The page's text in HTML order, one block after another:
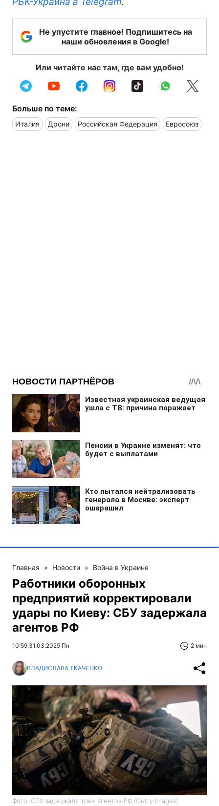
Не упустите главное! Подпишитесь на
наши обновления в Google!
Или читайте нас там, где вам удобно!
Больше по теме:
Италия Дрони Российская Федерация Евросоюз
Главная » Новости » Война в Украине
Работники оборонных
предприятий корректировали
удары по Киеву: СБУ задержала
агентов РФ
10:59 31.03.2025 Пн 2 мин
ВЛАДИСЛАВА ТКАЧЕНКО
Фото: СБУ задержала трех агентов РФ (Getty Images)